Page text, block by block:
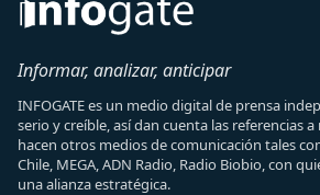
Informar, analizar, anticipar
INFOGATE es un medio digital de prensa
serio y creíble, así dan cuenta las referencias
hacen otros medios de comunicación tales
Chile, MEGA, ADN Radio, Radio Biobio, con
una alianza estratégica.